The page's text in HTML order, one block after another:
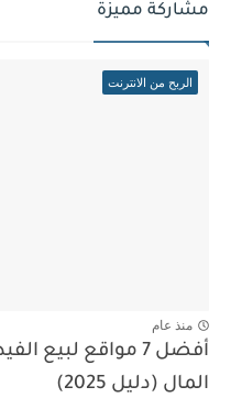
مشاركة مميزة
الربح من الانترنت
منذ عام
أفضل 7 مواقع لبيع
المال (دليل 2025)